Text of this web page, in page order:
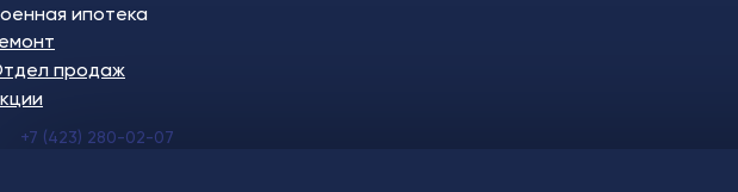
ипотека
продаж
+7 (423) 280-02-07